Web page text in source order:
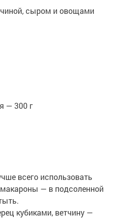
сыром и овощами
— 300 г
вcего использовать
— в подсоленной
кубикaми, ветчину —